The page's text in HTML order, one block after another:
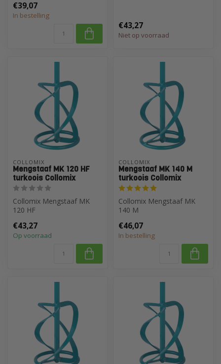
€39,07
In bestelling
€43,27
Niet op voorraad
COLLOMIX
Mengstaaf MK 120 HF
turkoois Collomix
Collomix Mengstaaf MK
120 HF
€43,27
Op voorraad
COLLOMIX
Mengstaaf MK 140 M
turkoois Collomix
Collomix Mengstaaf MK
140 M
€46,07
In bestelling